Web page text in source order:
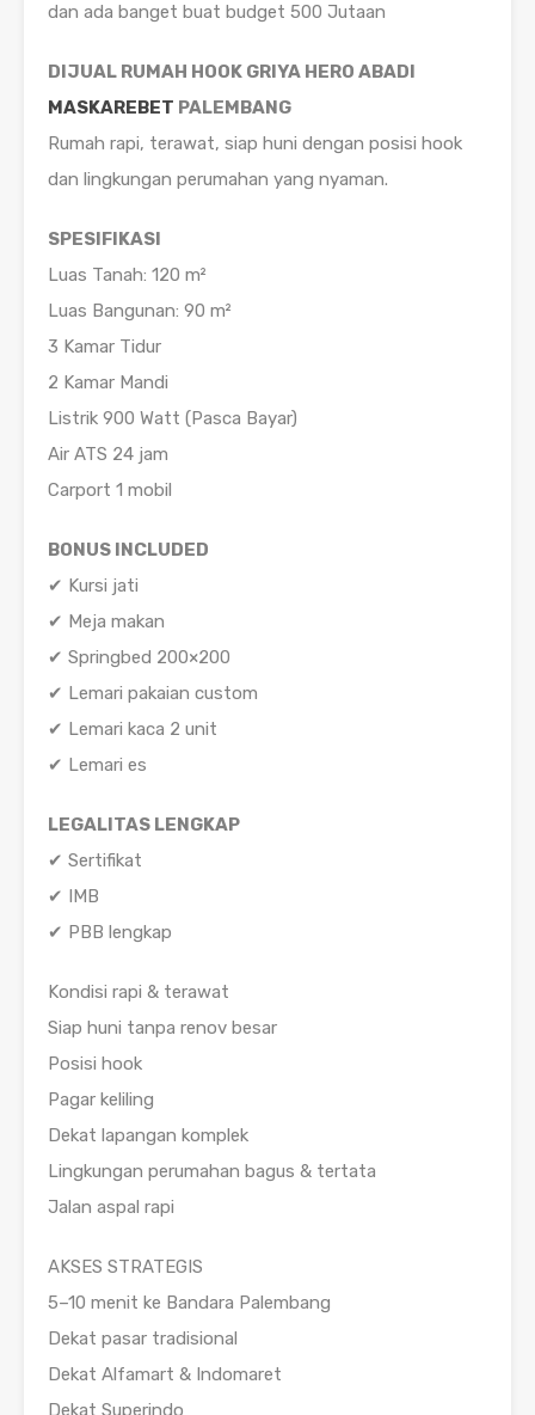
dan ada banget buat budget 500 Jutaan
DIJUAL RUMAH HOOK GRIYA HERO ABADI
MASKAREBET PALEMBANG
Rumah rapi, terawat, siap huni dengan posisi hook
dan lingkungan perumahan yang nyaman.
SPESIFIKASI
Luas Tanah: 120 m²
Luas Bangunan: 90 m²
3 Kamar Tidur
2 Kamar Mandi
Listrik 900 Watt (Pasca Bayar)
Air ATS 24 jam
Carport 1 mobil
BONUS INCLUDED
✔ Kursi jati
✔ Meja makan
✔ Springbed 200×200
✔ Lemari pakaian custom
✔ Lemari kaca 2 unit
✔ Lemari es
LEGALITAS LENGKAP
✔ Sertifikat
✔ IMB
✔ PBB lengkap
Kondisi rapi & terawat
Siap huni tanpa renov besar
Posisi hook
Pagar keliling
Dekat lapangan komplek
Lingkungan perumahan bagus & tertata
Jalan aspal rapi
AKSES STRATEGIS
5–10 menit ke Bandara Palembang
Dekat pasar tradisional
Dekat Alfamart & Indomaret
Dekat Superindo